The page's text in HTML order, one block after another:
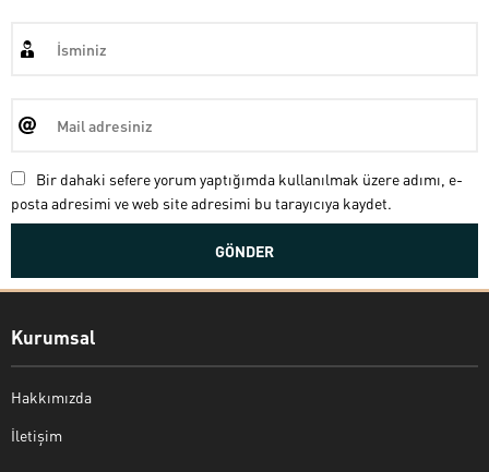
Bir dahaki sefere yorum yaptığımda kullanılmak üzere adımı, e-
posta adresimi ve web site adresimi bu tarayıcıya kaydet.
Kurumsal
Hakkımızda
İletişim